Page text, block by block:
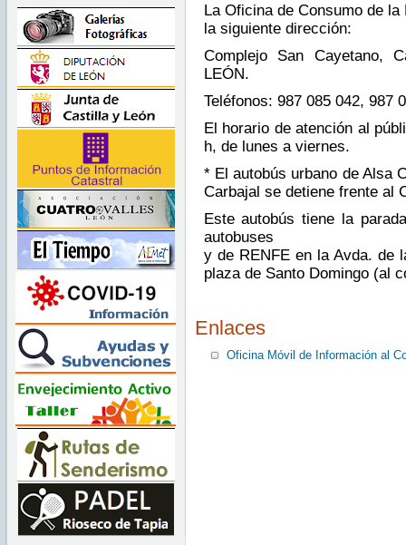
La Oficina de Consumo de
la siguiente dirección:
Complejo San Cayetano,
LEÓN.
Teléfonos: 987 085 042, 987
El horario de atención al
h, de lunes a viernes.
* El autobús urbano de Alsa
Carbajal se detiene frente al
Este autobús tiene la
autobuses
y de RENFE en la Avda. de
plaza de Santo Domingo (al
Enlaces
Oficina Móvil de Información al